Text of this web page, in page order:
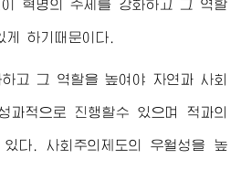
혁명의 주체를 강화하고 그 역할
하기때문이다.
고 그 역할을 높여야 자연과 사회
과적으로 진행할수 있으며 적과의
있다. 사회주의제도의 우월성을 높